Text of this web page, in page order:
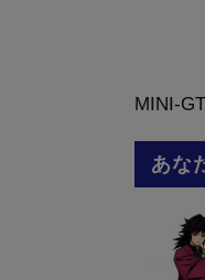
MINI-
あな